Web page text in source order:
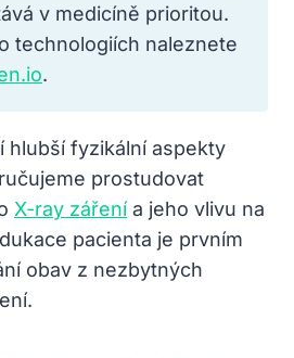
v medicíně prioritou.
technologiích naleznete
.
hlubší fyzikální aspekty
prostudovat
X-ray zářenía jeho vlivu na
pacienta je prvním
obav z nezbytných